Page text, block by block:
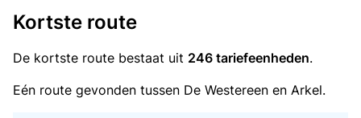
Kortste route
De kortste route bestaat uit 246 tariefeenheden.
Eén route gevonden tussen De Westereen en Arkel.